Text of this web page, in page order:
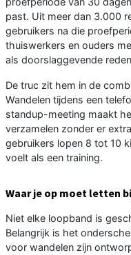
past. Uit meer dan 3.000
gebruikers na die
thuiswerkers en ouders
als doorslaggevende
De truc zit hem in de
Wandelen tijdens een
standup-meeting maakt
verzamelen zonder er
gebruikers lopen 8 tot 10
voelt als een training.
Waar je op moet letten
Niet elke loopband is
Belangrijk is het
voor wandelen zijn